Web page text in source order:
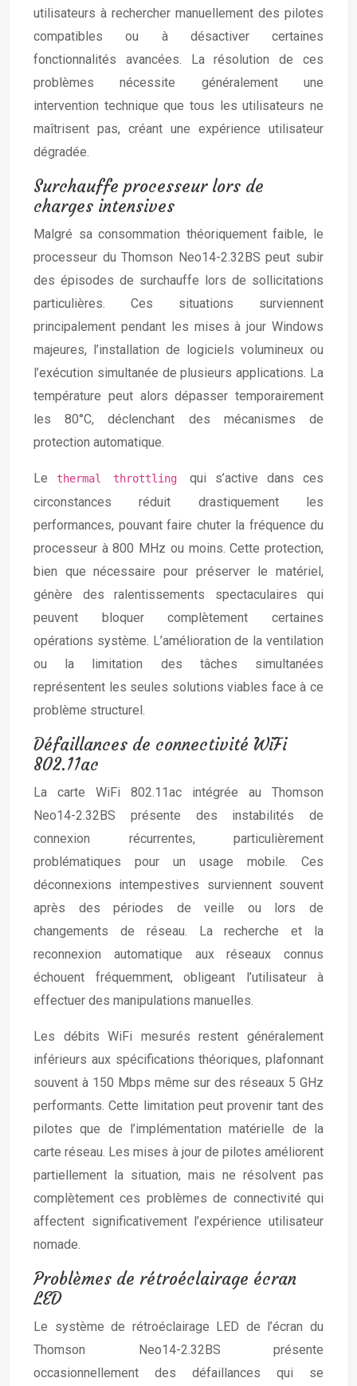
utilisateurs à rechercher manuellement des pilotes
compatibles ou à désactiver certaines
fonctionnalités avancées. La résolution de ces
problèmes nécessite généralement une
intervention technique que tous les utilisateurs ne
maîtrisent pas, créant une expérience utilisateur
dégradée.
Surchauffe processeur lors de
charges intensives
Malgré sa consommation théoriquement faible, le
processeur du Thomson Neo14-2.32BS peut subir
des épisodes de surchauffe lors de sollicitations
particulières. Ces situations surviennent
principalement pendant les mises à jour Windows
majeures, l’installation de logiciels volumineux ou
l’exécution simultanée de plusieurs applications. La
température peut alors dépasser temporairement
les 80°C, déclenchant des mécanismes de
protection automatique.
Le thermal throttling qui s’active dans ces
circonstances réduit drastiquement les
performances, pouvant faire chuter la fréquence du
processeur à 800 MHz ou moins. Cette protection,
bien que nécessaire pour préserver le matériel,
génère des ralentissements spectaculaires qui
peuvent bloquer complètement certaines
opérations système. L’amélioration de la ventilation
ou la limitation des tâches simultanées
représentent les seules solutions viables face à ce
problème structurel.
Défaillances de connectivité WiFi
802.11ac
La carte WiFi 802.11ac intégrée au Thomson
Neo14-2.32BS présente des instabilités de
connexion récurrentes, particulièrement
problématiques pour un usage mobile. Ces
déconnexions intempestives surviennent souvent
après des périodes de veille ou lors de
changements de réseau. La recherche et la
reconnexion automatique aux réseaux connus
échouent fréquemment, obligeant l’utilisateur à
effectuer des manipulations manuelles.
Les débits WiFi mesurés restent généralement
inférieurs aux spécifications théoriques, plafonnant
souvent à 150 Mbps même sur des réseaux 5 GHz
performants. Cette limitation peut provenir tant des
pilotes que de l’implémentation matérielle de la
carte réseau. Les mises à jour de pilotes améliorent
partiellement la situation, mais ne résolvent pas
complètement ces problèmes de connectivité qui
affectent significativement l’expérience utilisateur
nomade.
Problèmes de rétroéclairage écran
LED
Le système de rétroéclairage LED de l’écran du
Thomson Neo14-2.32BS présente
occasionnellement des défaillances qui se